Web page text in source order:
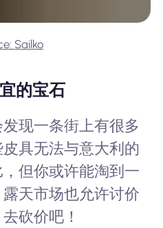
Sailko
的宝石
现一条街上有很多
具无法与意大利的
但你或许能淘到一
天市场也允许讨价
砍价吧！